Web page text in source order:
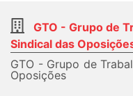
GTO - Grupo de
Sindical das
GTO - Grupo de
Oposições